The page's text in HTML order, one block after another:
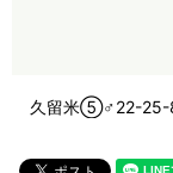
久留米⑤♂22-25-